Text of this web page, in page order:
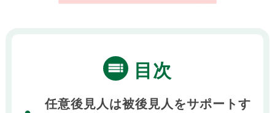
目次
任意後見人は被後見人をサポートす